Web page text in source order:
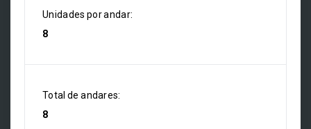
Unidades por andar:
8
Total de andares:
8